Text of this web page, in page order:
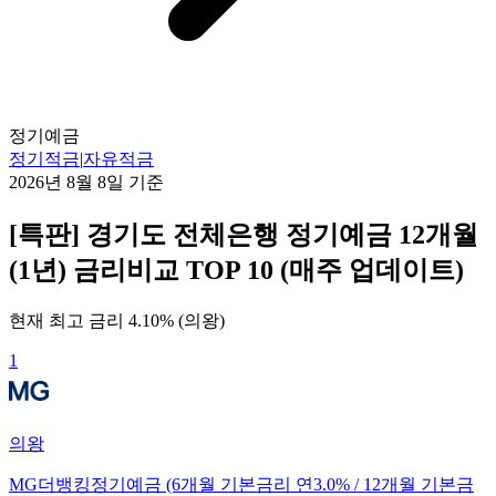
정기예금
정기적금|자유적금
2026년 8월 8일 기준
[특판] 경기도 전체은행 정기예금 12개월
(1년) 금리비교 TOP 10 (매주 업데이트)
현재 최고 금리 4.10% (의왕)
1
의왕
MG더뱅킹정기예금 (6개월 기본금리 연3.0% / 12개월 기본금